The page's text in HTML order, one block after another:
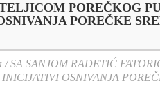
POREČKOG
POREČKE
/SA SANJOM RADETIĆ
OSNIVANJA